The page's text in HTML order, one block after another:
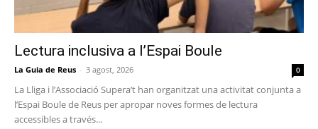
Lectura inclusiva a l’Espai Boule
La Guia de Reus - 3 agost, 2026 0
La Lliga i l’Associació Supera’t han organitzat una activitat conjunta a
l’Espai Boule de Reus per apropar noves formes de lectura
accessibles a través...